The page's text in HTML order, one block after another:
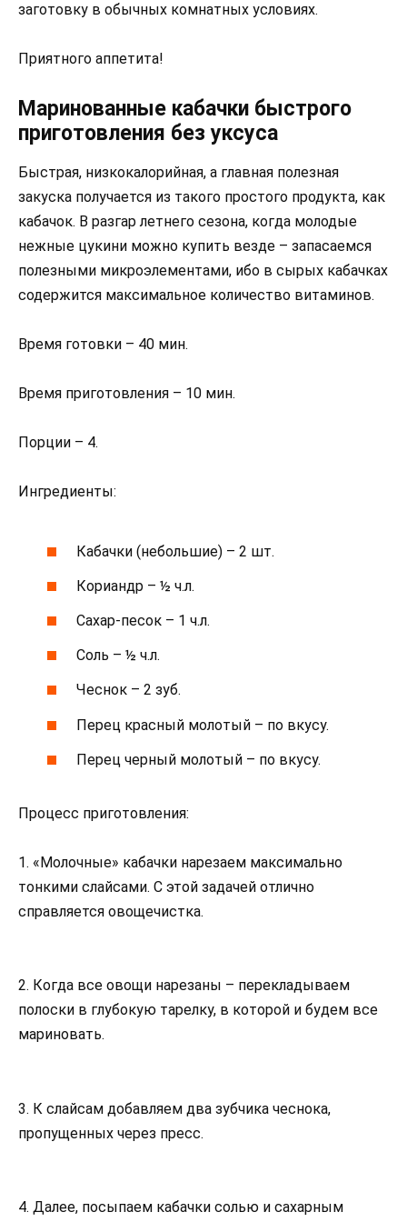
заготовку в обычных комнатных условиях.
Приятного аппетита!
Маринованные кабачки быстрого
приготовления без уксуса
Быстрая, низкокалорийная, а главная полезная
закуска получается из такого простого продукта, как
кабачок. В разгар летнего сезона, когда молодые
нежные цукини можно купить везде – запасаемся
полезными микроэлементами, ибо в сырых кабачках
содержится максимальное количество витаминов.
Время готовки – 40 мин.
Время приготовления – 10 мин.
Порции – 4.
Ингредиенты:
Кабачки (небольшие) – 2 шт.
Кориандр – ½ ч.л.
Сахар-песок – 1 ч.л.
Соль – ½ ч.л.
Чеснок – 2 зуб.
Перец красный молотый – по вкусу.
Перец черный молотый – по вкусу.
Процесс приготовления:
1. «Молочные» кабачки нарезаем максимально
тонкими слайсами. С этой задачей отлично
справляется овощечистка.
2. Когда все овощи нарезаны – перекладываем
полоски в глубокую тарелку, в которой и будем все
мариновать.
3. К слайсам добавляем два зубчика чеснока,
пропущенных через пресс.
4. Далее, посыпаем кабачки солью и сахарным